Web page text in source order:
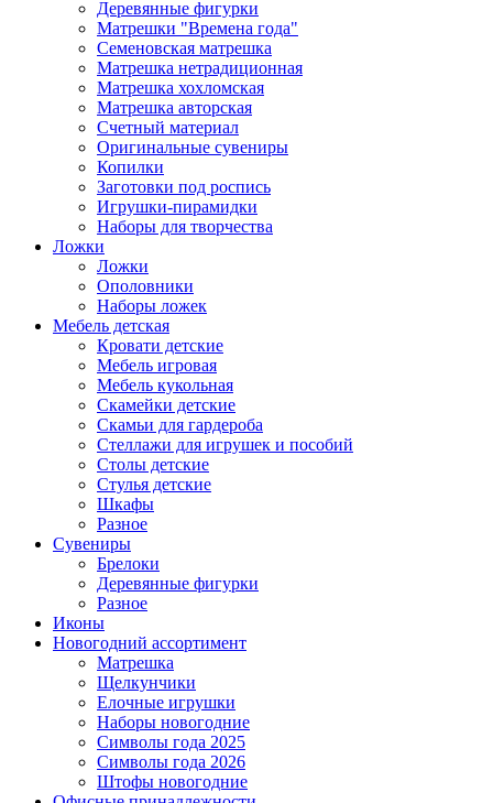
Деревянные фигурки
Матрешки "Времена года"
Семеновская матрешка
Матрешка нетрадиционная
Матрешка хохломская
Матрешка авторская
Счетный материал
Оригинальные сувениры
Копилки
Заготовки под роспись
Игрушки-пирамидки
Наборы для творчества
Ложки
Ложки
Ополовники
Наборы ложек
Мебель детская
Кровати детские
Мебель игровая
Мебель кукольная
Скамейки детские
Скамьи для гардероба
Стеллажи для игрушек и пособий
Столы детские
Стулья детские
Шкафы
Разное
Сувениры
Брелоки
Деревянные фигурки
Разное
Иконы
Новогодний ассортимент
Матрешка
Щелкунчики
Елочные игрушки
Наборы новогодние
Символы года 2025
Символы года 2026
Штофы новогодние